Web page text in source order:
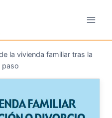
la vivienda familiar tras la
paso